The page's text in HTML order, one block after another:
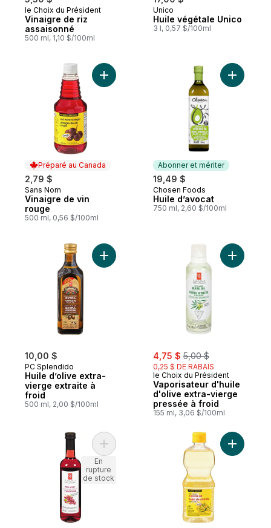
Préparé au Canada
le Choix du Président
Vinaigre de riz
assaisonné
500 ml, 1,10 $/100ml
Préparé au Canada
Unico
Huile végétale Unico
3 l, 0,57 $/100ml
Préparé au Canada
2,79 $
Préparé au Canada
Sans Nom
Vinaigre de vin
rouge
500 ml, 0,56 $/100ml
Ajouter Vinaigre de vin rouge au panier
Abonner et mériter
19,49 $
Abonner et mériter
Chosen Foods
Huile d’avocat
750 ml, 2,60 $/100ml
Ajouter
10,00 $
PC Splendido
Huile d’olive extra-
vierge extraite à
froid
500 ml, 2,00 $/100ml
sale:
4,75 $ , formerly:
5,00 $
0,25 $ DE RABAIS
le Choix du Président
Vaporisateur d'huile
d'olive extra-vierge
pressée à froid
155 ml, 3,06 $/100ml
Ajouter
Ajouter Vinaigre de vin rouge au panier
En
rupture
de stock
Ajouter